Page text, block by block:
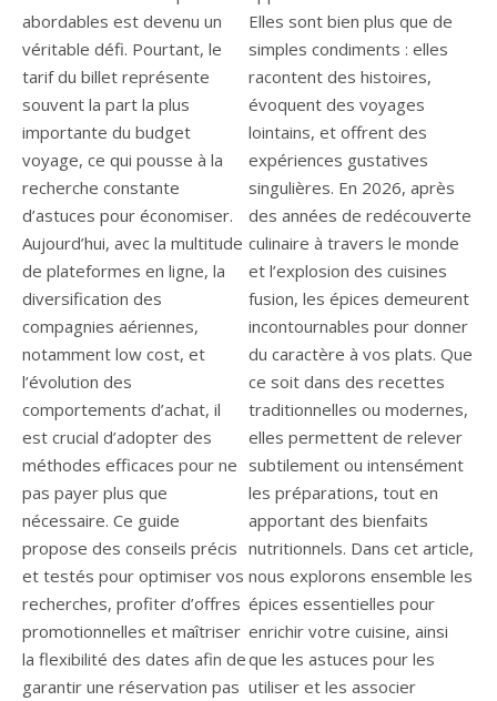
abordables est devenu un
véritable défi. Pourtant, le
tarif du billet représente
souvent la part la plus
importante du budget
voyage, ce qui pousse à la
recherche constante
d’astuces pour économiser.
Aujourd’hui, avec la multitude
de plateformes en ligne, la
diversification des
compagnies aériennes,
notamment low cost, et
l’évolution des
comportements d’achat, il
est crucial d’adopter des
méthodes efficaces pour ne
pas payer plus que
nécessaire. Ce guide
propose des conseils précis
et testés pour optimiser vos
recherches, profiter d’offres
promotionnelles et maîtriser
la flexibilité des dates afin de
garantir une réservation pas
Elles sont bien plus que de
simples condiments : elles
racontent des histoires,
évoquent des voyages
lointains, et offrent des
expériences gustatives
singulières. En 2026, après
des années de redécouverte
culinaire à travers le monde
et l’explosion des cuisines
fusion, les épices demeurent
incontournables pour donner
du caractère à vos plats. Que
ce soit dans des recettes
traditionnelles ou modernes,
elles permettent de relever
subtilement ou intensément
les préparations, tout en
apportant des bienfaits
nutritionnels. Dans cet article,
nous explorons ensemble les
épices essentielles pour
enrichir votre cuisine, ainsi
que les astuces pour les
utiliser et les associer